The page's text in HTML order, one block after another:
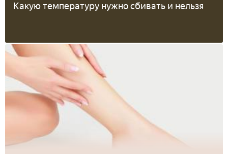
Какую температуру нужно сбивать и нельзя